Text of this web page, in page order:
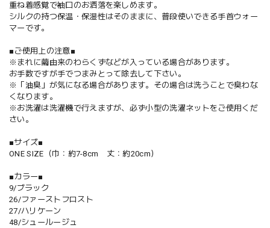
重ね着感覚で袖口のお洒落を楽しめます。
シルクの持つ保温・保湿性はそのままに、普段使いできる手首ウォー
マーです。
■ご使用上の注意■
※まれに繭由来のわらくずなどが入っている場合があります。
お手数ですが手でつまみとって除去して下さい。
※「油臭」が気になる場合があります。その場合は洗うことで臭わな
くなります。
※お洗濯は洗濯機で行えますが、必ず小型の洗濯ネットをご使用くだ
さい。
■サイズ■
ONE SIZE（巾：約7-8cm 丈：約20cm）
■カラー■
9/ブラック
26/ファーストフロスト
27/ハリケーン
48/シュールージュ